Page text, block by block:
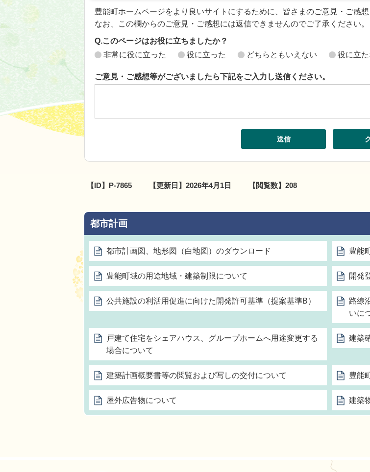
豊能町ホームページをより良いサイトにするために、皆さまのご意見・ご感想
なお、この欄からのご意見・ご感想には返信できませんのでご了承ください。
Q.このページはお役に立ちましたか？
非常に役に立った
役に立った どちらともいえない 役に立
ご意見・ご感想等がございましたら下記をご入力し送信ください。
【ID】 P-7865 【更新日】 2026年4月1日 【閲覧数】 208
都市計画
都市計画図、地形図（白地図）のダウンロード 豊能
豊能町域の用途地域・建築制限について 開発
公共施設の利活用促進に向けた開発許可基準（提案基準B）
路線
いに
戸建て住宅をシェアハウス、グループホームへ用途変更する
場合について
建築
建築計画概要書等の閲覧および写しの交付について 豊能
屋外広告物について 建築